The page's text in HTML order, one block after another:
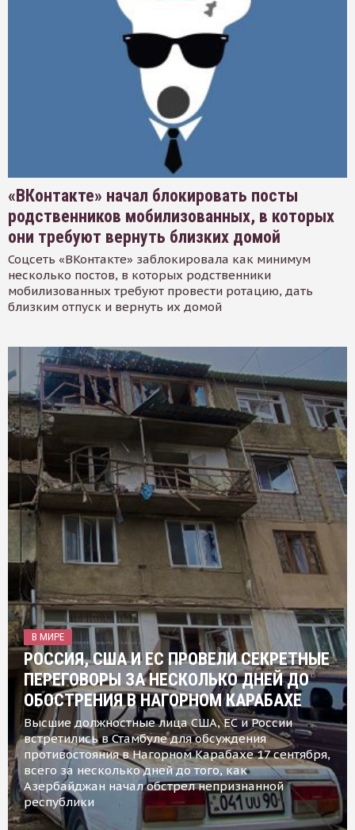
«ВКонтакте» начал блокировать посты
родственников мобилизованных, в которых
они требуют вернуть близких домой
Соцсеть «ВКонтакте» заблокировала как минимум
несколько постов, в которых родственники
мобилизованных требуют провести ротацию, дать
близким отпуск и вернуть их домой
В МИРЕ
РОССИЯ, США И ЕС ПРОВЕЛИ СЕКРЕТНЫЕ
ПЕРЕГОВОРЫ ЗА НЕСКОЛЬКО ДНЕЙ ДО
ОБОСТРЕНИЯ В НАГОРНОМ КАРАБАХЕ
Высшие должностные лица США, ЕС и России
встретились в Стамбуле для обсуждения
противостояния в Нагорном Карабахе 17 сентября,
всего за несколько дней до того, как
Азербайджан начал обстрел непризнанной
республики